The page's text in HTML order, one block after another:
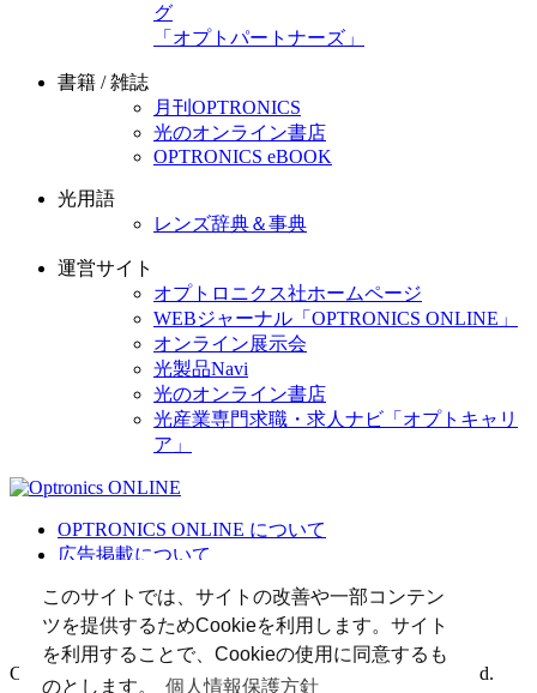
このサイトでは、サイトの改善や一部コンテン
ツを提供するためCookieを利用します。サイト
を利用することで、Cookieの使用に同意するも
のとします。
個人情報保護方針
グ
「オプトパートナーズ」
書籍 / 雑誌
月刊OPTRONICS
光のオンライン書店
OPTRONICS eBOOK
光用語
レンズ辞典＆事典
運営サイト
オプトロニクス社ホームページ
WEBジャーナル「OPTRONICS ONLINE」
オンライン展示会
光製品Navi
光のオンライン書店
光産業専門求職・求人ナビ「オプトキャリ
ア」
OPTRONICS ONLINE について
広告掲載について
個人情報
光関連リンク集
Copyright (C) 2025 The Optronics Co., Ltd. All rights reserved.